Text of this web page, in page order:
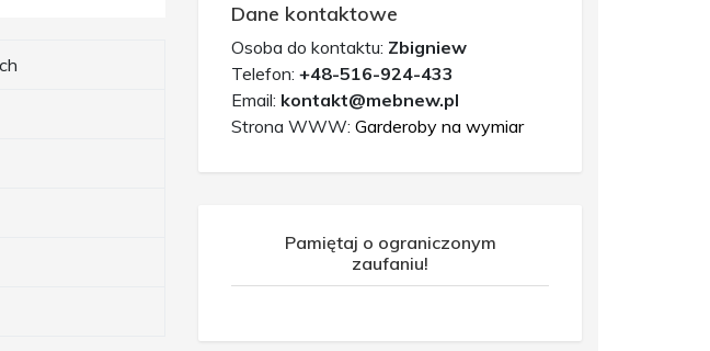
Dane kontaktowe
Osoba do kontaktu: Zbigniew
Telefon: +48-516-924-433
Email: kontakt@mebnew.pl
Strona WWW: Garderoby na wymiar
Pamiętaj o ograniczonym
zaufaniu!